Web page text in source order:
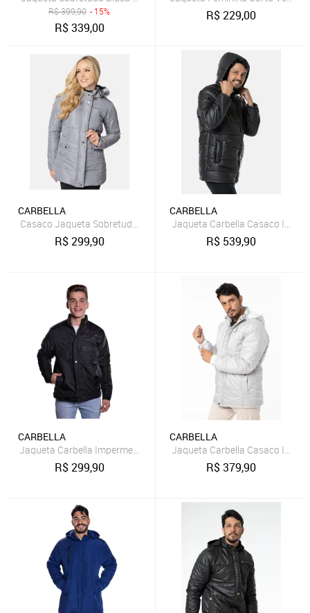
R$399,90 - 15%
R$339,00
R$229,00
CARBELLA
Casaco Jaqueta Sobretudo Capuz Removível Carbella Winter Cinza
R$299,90
CARBELLA
Jaqueta Carbella Casaco
R$ 539,90
CARBELLA
Jaqueta Carbella Impermeável Paraquedas Preto
R$299,90
CARBELLA
Jaqueta Carbella Casaco
R$379,90